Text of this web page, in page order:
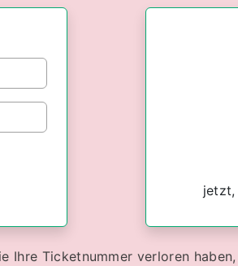
jetzt,
Ihre Ticketnummer verloren haben,